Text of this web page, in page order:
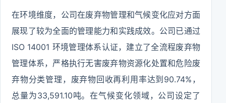
在环境维度，公司在废弃物管理和气候变化应对方面
展现了较为全面的管理能力和实践成效。公司已通过
ISO 14001 环境管理体系认证，建立了全流程废弃物
管理体系，严格执行无害废弃物资源化处置和危险废
弃物分类管理，废弃物回收再利用率达到90.74%，
总量为33,591.10吨。在气候变化领域，公司设定了